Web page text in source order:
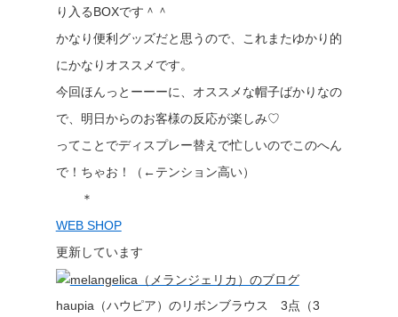
り入るBOXです＾＾
かなり便利グッズだと思うので、これまたゆかり的
にかなりオススメです。
今回ほんっとーーーに、オススメな帽子ばかりなの
で、明日からのお客様の反応が楽しみ♡
ってことでディスプレー替えで忙しいのでこのへん
で！ちゃお！（←テンション高い）
＊
WEB SHOP
更新しています
haupia（ハウピア）のリボンブラウス 3点（3